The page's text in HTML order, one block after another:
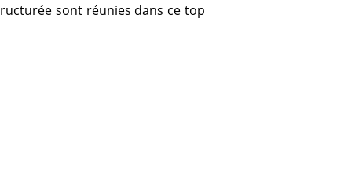
sont réunies dans ce top